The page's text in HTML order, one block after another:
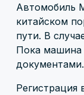
Автомобиль
китайском
пути. В
Пока машина
документами.